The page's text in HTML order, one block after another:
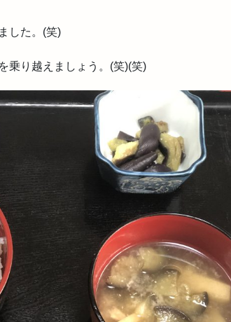
した。(笑)
乗り越えましょう。(笑)(笑)